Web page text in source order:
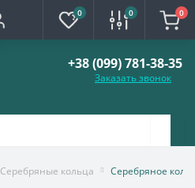
0 0 0
+38 (099) 781-38-35
Заказать звонок
Серебряные кольца Серебряное